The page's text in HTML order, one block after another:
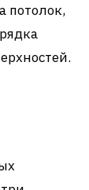
потолок,